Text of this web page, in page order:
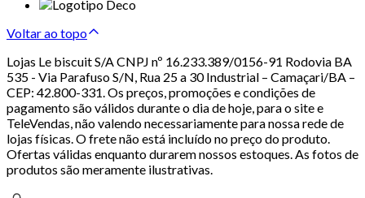
Voltar ao topo
Lojas Le biscuit S/A CNPJ nº 16.233.389/0156-91 Rodovia BA
535 - Via Parafuso S/N, Rua 25 a 30 Industrial – Camaçari/BA –
CEP: 42.800-331. Os preços, promoções e condições de
pagamento são válidos durante o dia de hoje, para o site e
TeleVendas, não valendo necessariamente para nossa rede de
lojas físicas. O frete não está incluído no preço do produto.
Ofertas válidas enquanto durarem nossos estoques. As fotos de
produtos são meramente ilustrativas.